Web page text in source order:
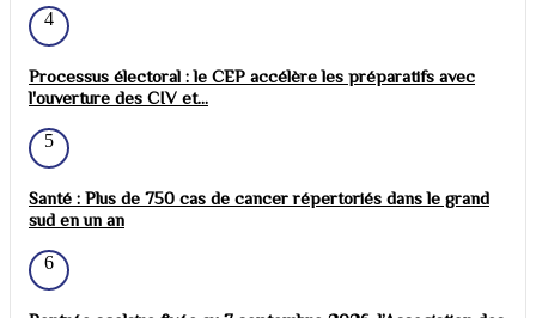
4
Processus électoral : le CEP accélère les préparatifs avec
l'ouverture des CIV et...
5
Santé : Plus de 750 cas de cancer répertoriés dans le grand
sud en un an
6